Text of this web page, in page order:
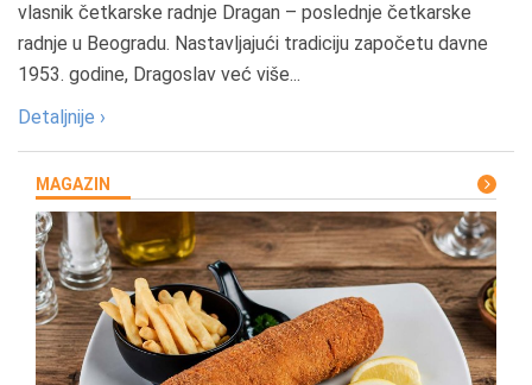
vlasnik četkarske radnje Dragan – poslednje četkarske
radnje u Beogradu. Nastavljajući tradiciju započetu davne
1953. godine, Dragoslav već više...
Detaljnije ›
MAGAZIN